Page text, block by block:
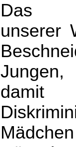
Das
unserer